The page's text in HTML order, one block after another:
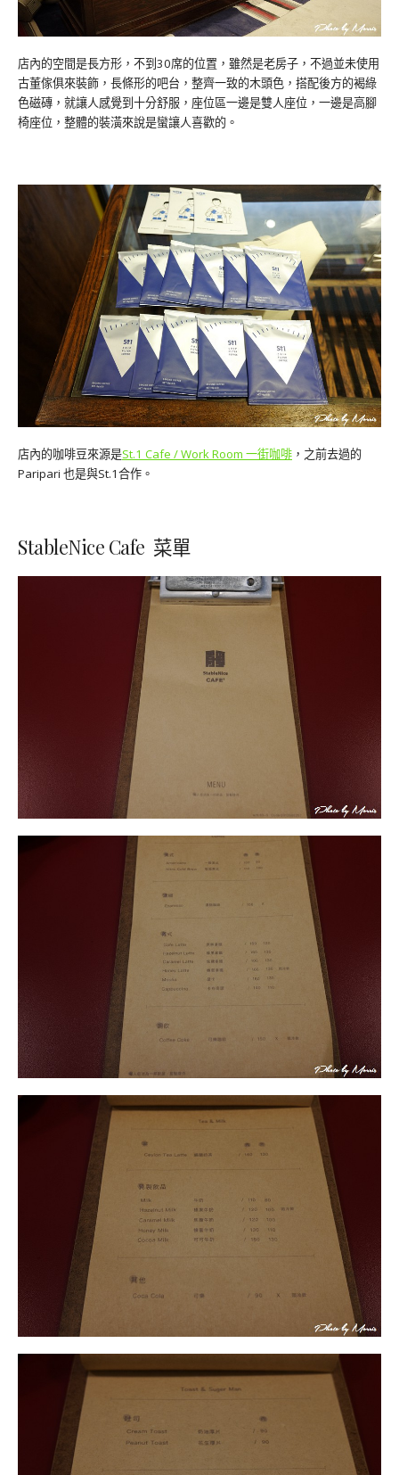
店內的空間是長方形，不到30席的位置，雖然是老房子，不過並未使用
古董傢俱來裝飾，長條形的吧台，整齊一致的木頭色，搭配後方的褐綠
色磁磚，就讓人感覺到十分舒服，座位區一邊是雙人座位，一邊是高腳
椅座位，整體的裝潢來說是蠻讓人喜歡的。
店內的咖啡豆來源是St.1 Cafe / Work Room 一街咖啡 ，之前去過的
Paripari 也是與St.1合作。
StableNice Cafe 菜單